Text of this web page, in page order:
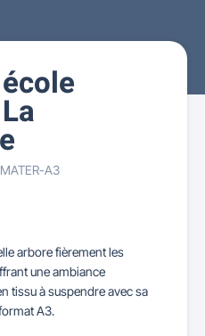
A3
arbore fièrement les
une ambiance
tissu à suspendre avec sa
A3.